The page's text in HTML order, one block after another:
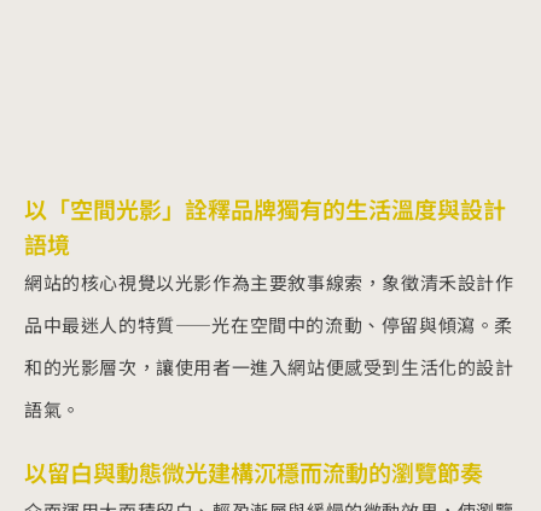
以「空間光影」詮釋品牌獨有的生活溫度與設計
語境
網站的核心視覺以光影作為主要敘事線索，象徵清禾設計作
品中最迷人的特質——光在空間中的流動、停留與傾瀉。柔
和的光影層次，讓使用者一進入網站便感受到生活化的設計
語氣。
以留白與動態微光建構沉穩而流動的瀏覽節奏